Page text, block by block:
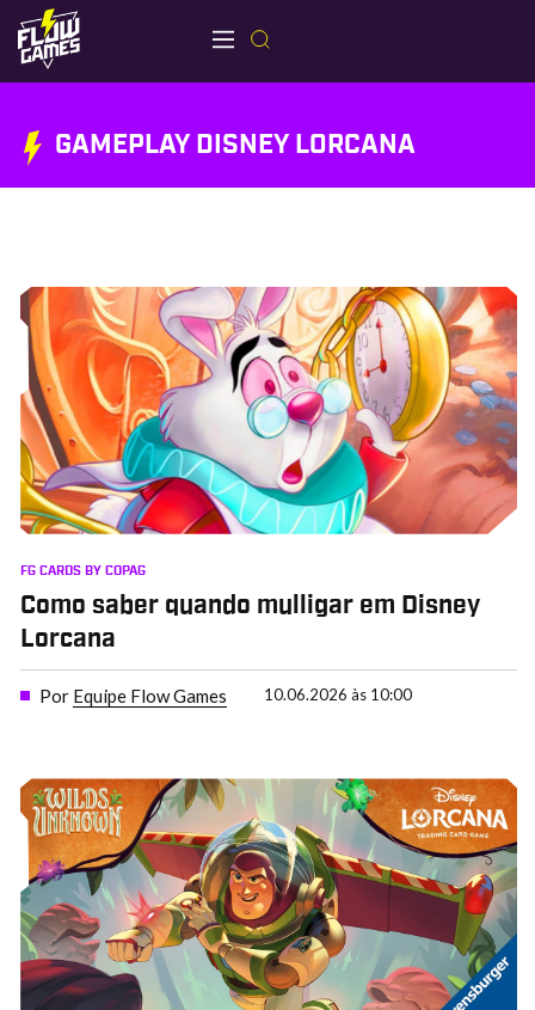
GAMEPLAY DISNEY LORCANA
FG CARDS BY COPAG
Como saber quando mulligar em Disney
Lorcana
Por Equipe Flow Games 10.06.2026 às 10:00